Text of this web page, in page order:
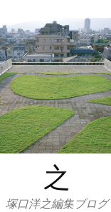
之
塚口洋之編集ブログ